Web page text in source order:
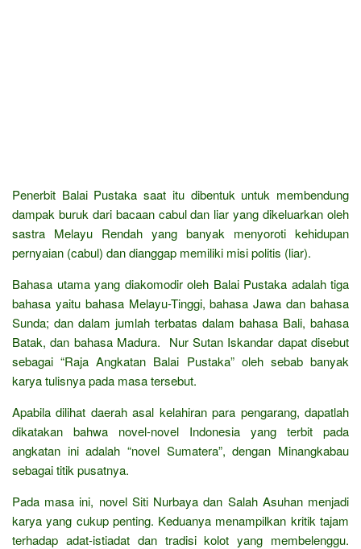
Penerbit Balai Pustaka saat itu dibentuk untuk membendung
dampak buruk dari bacaan cabul dan liar yang dikeluarkan oleh
sastra Melayu Rendah yang banyak menyoroti kehidupan
pernyaian (cabul) dan dianggap memiliki misi politis (liar).
Bahasa utama yang diakomodir oleh Balai Pustaka adalah tiga
bahasa yaitu bahasa Melayu-Tinggi, bahasa Jawa dan bahasa
Sunda; dan dalam jumlah terbatas dalam bahasa Bali, bahasa
Batak, dan bahasa Madura. Nur Sutan Iskandar dapat disebut
sebagai “Raja Angkatan Balai Pustaka” oleh sebab banyak
karya tulisnya pada masa tersebut.
Apabila dilihat daerah asal kelahiran para pengarang, dapatlah
dikatakan bahwa novel-novel Indonesia yang terbit pada
angkatan ini adalah “novel Sumatera”, dengan Minangkabau
sebagai titik pusatnya.
Pada masa ini, novel Siti Nurbaya dan Salah Asuhan menjadi
karya yang cukup penting. Keduanya menampilkan kritik tajam
terhadap adat-istiadat dan tradisi kolot yang membelenggu.